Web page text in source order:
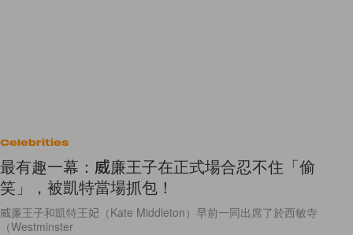
Celebrities
最有趣一幕：威廉王子在正式場合忍不住「偷
笑」，被凱特當場抓包！
威廉王子和凱特王妃（Kate Middleton）早前一同出席了於西敏寺
（Westminster